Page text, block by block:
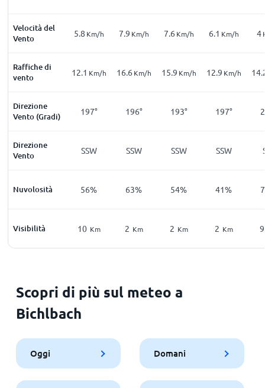
Velocità del
Vento
5.8 Km/h 7.9 Km/h 7.6 Km/h 6.1 Km/h 4
Raffiche di
vento
12.1 Km/h 16.6 Km/h 15.9 Km/h 12.9 Km/h
Direzione
Vento (Gradi)
197° 196° 193° 197°
Direzione
Vento
SSW SSW SSW SSW
Nuvolosità 56% 63% 54% 41%
Visibilità 10 Km 2 Km 2 Km 2 Km 9
Scopri di più sul meteo a
Bichlbach
Oggi Domani